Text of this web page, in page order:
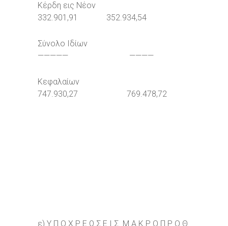
Κέρδη εις Νέον
332.901,91 352.934,54
Σύνολο Ιδίων
————— ————
Κεφαλαίων
747.930,27 769.478,72
ε) Υ Π Ο Χ Ρ Ε Ω Σ Ε Ι Σ Μ Α Κ Ρ Ο Π Ρ Ο Θ